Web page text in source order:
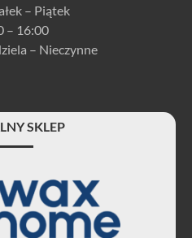
– Piątek
– 16:00
– Nieczynne
SKLEP